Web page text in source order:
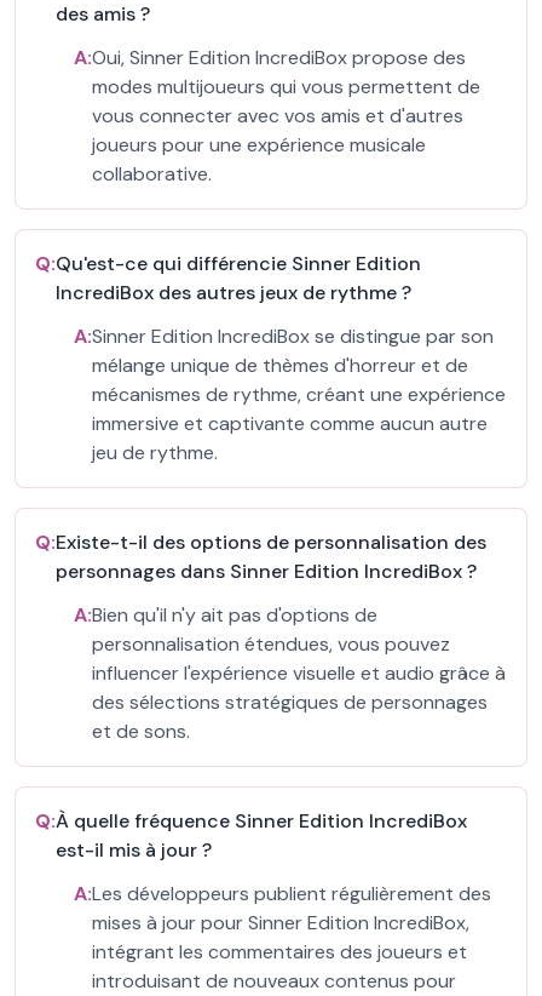
des amis ?
A:Oui, Sinner Edition IncrediBox propose des
modes multijoueurs qui vous permettent de
vous connecter avec vos amis et d'autres
joueurs pour une expérience musicale
collaborative.
Q:Qu'est-ce qui différencie Sinner Edition
IncrediBox des autres jeux de rythme ?
A:Sinner Edition IncrediBox se distingue par son
mélange unique de thèmes d'horreur et de
mécanismes de rythme, créant une expérience
immersive et captivante comme aucun autre
jeu de rythme.
Q:Existe-t-il des options de personnalisation des
personnages dans Sinner Edition IncrediBox ?
A:Bien qu'il n'y ait pas d'options de
personnalisation étendues, vous pouvez
influencer l'expérience visuelle et audio grâce à
des sélections stratégiques de personnages
et de sons.
Q:À quelle fréquence Sinner Edition IncrediBox
est-il mis à jour ?
A:Les développeurs publient régulièrement des
mises à jour pour Sinner Edition IncrediBox,
intégrant les commentaires des joueurs et
introduisant de nouveaux contenus pour